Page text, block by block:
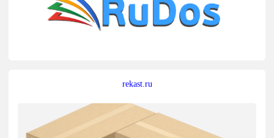
rekast.ru